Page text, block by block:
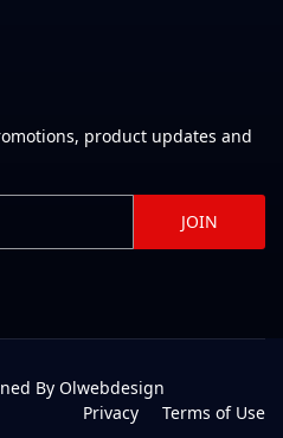
product updates and
JOIN
By Olwebdesign
Privacy
Terms of Use